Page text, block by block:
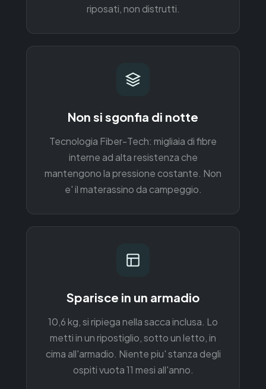
riposati, non distrutti.
Non si sgonfia di notte
Tecnologia Fiber-Tech: migliaia di fibre
interne ad alta resistenza che
mantengono la pressione costante. Non
e' il materassino da campeggio.
Sparisce in un armadio
10,6 kg, si ripiega nella sacca inclusa. Lo
metti in un ripostiglio, sotto un letto, in
cima all'armadio. Niente piu' stanza degli
ospiti vuota 11 mesi all'anno.